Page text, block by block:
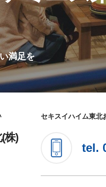
満足を
株)
セキスイハイム東北
tel.